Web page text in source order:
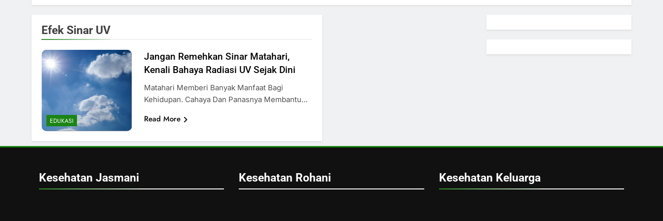
Efek Sinar UV
EDUKASI
Jangan Remehkan Sinar Matahari,
Kenali Bahaya Radiasi UV Sejak Dini
Matahari Memberi Banyak Manfaat Bagi
Kehidupan. Cahaya Dan Panasnya Membantu…
Read More
Kesehatan Jasmani Kesehatan Rohani Kesehatan Keluarga